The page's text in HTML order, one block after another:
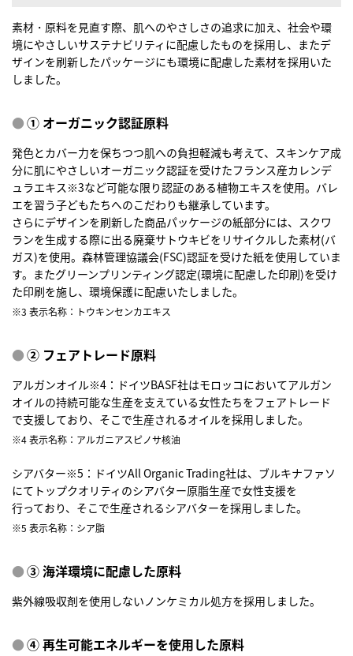
素材・原料を見直す際、肌へのやさしさの追求に加え、社会や環
境にやさしいサステナビリティに配慮したものを採用し、またデ
ザインを刷新したパッケージにも環境に配慮した素材を採用いた
しました。
① オーガニック認証原料
発色とカバー力を保ちつつ肌への負担軽減も考えて、スキンケア成
分に肌にやさしいオーガニック認証を受けたフランス産カレンデ
ュラエキス※3など可能な限り認証のある植物エキスを使用。バレ
エを習う子どもたちへのこだわりも継承しています。
さらにデザインを刷新した商品パッケージの紙部分には、スクワ
ランを生成する際に出る廃棄サトウキビをリサイクルした素材(バ
ガス)を使用。森林管理協議会(FSC)認証を受けた紙を使用していま
す。またグリーンプリンティング認定(環境に配慮した印刷)を受け
た印刷を施し、環境保護に配慮いたしました。
※3 表示名称：トウキンセンカエキス
② フェアトレード原料
アルガンオイル※4：ドイツBASF社はモロッコにおいてアルガン
オイルの持続可能な生産を支えている女性たちをフェアトレード
で支援しており、そこで生産されるオイルを採用しました。
※4 表示名称：アルガニアスピノサ核油
シアバター※5：ドイツAll Organic Trading社は、ブルキナファソ
にてトップクオリティのシアバター原脂生産で女性支援を
行っており、そこで生産されるシアバターを採用しました。
※5 表示名称：シア脂
③ 海洋環境に配慮した原料
紫外線吸収剤を使用しないノンケミカル処方を採用しました。
④ 再生可能エネルギーを使用した原料